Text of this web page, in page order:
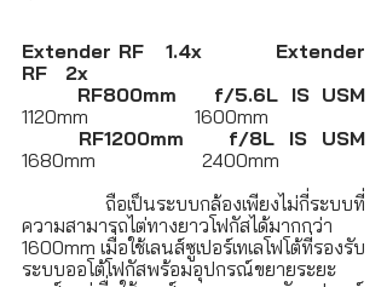
Extender RF   1.4x          Extender
RF   2x
1120mm                      1600mm
1680mm                      2400mm
ความสามารถไต่ทางยาวโฟกัสได้มากกว่า
1600mm เมื่อใช้เลนส์ซูเปอร์เทเลโฟโต้ที่รองรับ
ระบบออโต้โฟกัสพร้อมอุปกรณ์ขยายระยะ